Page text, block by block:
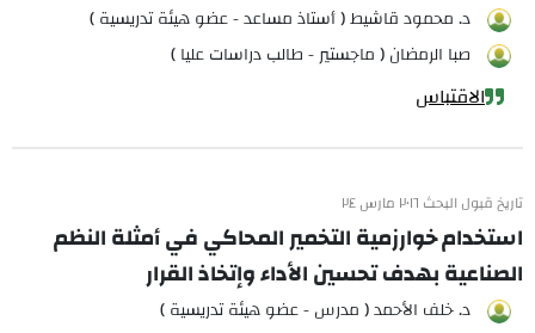
د. محمود قاشيط ( أستاذ مساعد - عضو هيئة تدريسية )
صبا الرمضان ( ماجستير - طالب دراسات عليا )
الاقتباس
تاريخ قبول البحث ٢٠١٦ مارس ٢٤
استخدام خوارزمية التخمير المحاكي في أمثلة النظم
الصناعية بهدف تحسين الأداء وإتخاذ القرار
د. خلف الأحمد ( مدرس - عضو هيئة تدريسية )